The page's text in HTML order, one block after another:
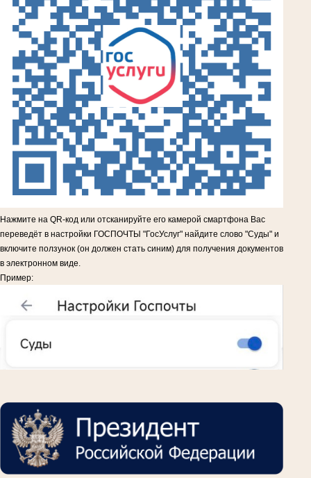
Нажмите на QR-код или отсканируйте его камерой смартфона Вас
переведёт в настройки ГОСПОЧТЫ "ГосУслуг" найдите слово "Суды" и
включите ползунок (он должен стать синим) для получения документов
в электронном виде.
Пример: